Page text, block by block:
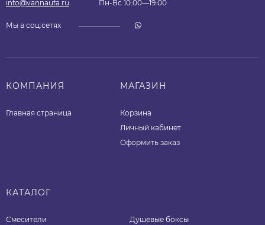
info@vannaufa.ru Пн-Вс 10:00—19:00
Мы в соц.сетях
КОМПАНИЯ
Главная страница
МАГАЗИН
Корзина
Личный кабинет
Оформить заказ
КАТАЛОГ
Смесители
Душевые боксы